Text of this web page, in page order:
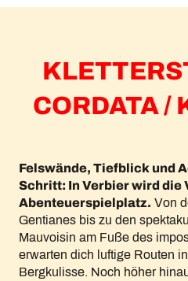
CORDATA /
Felswände, Tiefblick und
Schritt: In Verbier wird die
Abenteuerspielplatz. Von
Gentianes bis zu den
Mauvoisin am Fuße des
erwarten dich luftige Routen
Bergkulisse. Noch höher